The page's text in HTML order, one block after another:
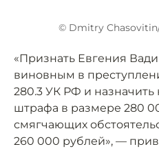
© Dmitry
«Признать Евгения
виновным в
280.3 УК РФ и назначить
штрафа в размере 280
смягчающих
260 000 рублей», —